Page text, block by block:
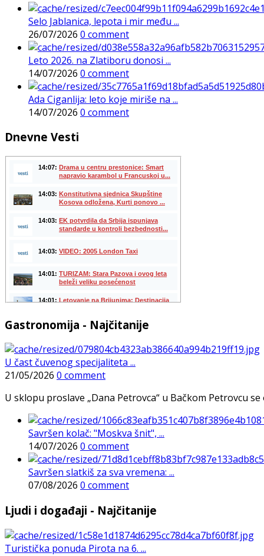
Selo Jablanica, lepota i mir među ...
26/07/2026 0 comment
Leto 2026. na Zlatiboru donosi ...
14/07/2026 0 comment
Ada Ciganlija: leto koje miriše na ...
14/07/2026 0 comment
Dnevne Vesti
Gastronomija - Najčitanije
U čast čuvenog specijaliteta ...
21/05/2026 0 comment
U sklopu proslave „Dana Petrovca“ u Bačkom Petrovcu
Savršen kolač: "Moskva šnit", ...
14/07/2026 0 comment
Savršen slatkiš za sva vremena: ...
07/08/2026 0 comment
Ljudi i događaji - Najčitanije
Turistička ponuda Pirota na 6. ...